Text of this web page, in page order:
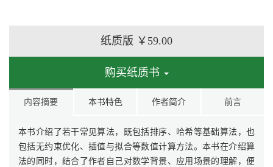
纸质版 ￥59.00
购买纸质书
内容摘要 本书特色 作者简介 前言
本书介绍了若干常见算法，既包括排序、哈希等基础算法，也
包括无约束优化、插值与拟合等数值计算方法。本书在介绍算
法的同时，结合了作者自己对数学背景、应用场景的理解，便